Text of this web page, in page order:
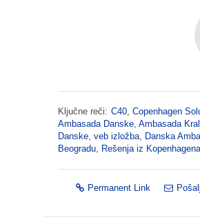
Ključne reči: C40, Copenhagen
Ambasada Danske, Ambasada
Danske, veb izložba, Danska
Beogradu, Rešenja iz Kopenhagena
Permanent Link